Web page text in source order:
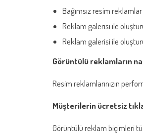
Bağımsız resim
Reklam galerisi ile
Reklam galerisi ile
Görüntülü reklamların
Resim reklamlarınızın
Müşterilerin ücretsiz
Görüntülü reklam biçimleri